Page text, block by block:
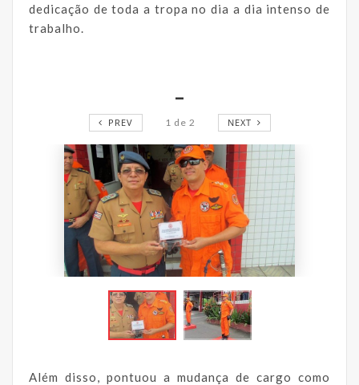
dedicação de toda a tropa no dia a dia intenso de
trabalho.
PREV 1 de 2 NEXT
Além disso, pontuou a mudança de cargo como